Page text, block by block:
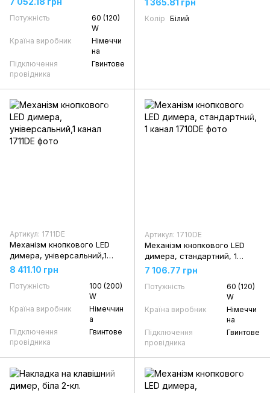
Потужність
60 (120)
W
Країна виробник
Німеччи
на
Підключення
провідника
Гвинтове
1 365.81 грн
Колір Білий
Артикул: 1711DE
Механізм кнопкового LED
димера, універсальний,1
канал
8 411.10 грн
Потужність
100 (200)
W
Країна виробник
Німеччин
а
Підключення
провідника
Гвинтове
Артикул: 1710DE
Механізм кнопкового LED
димера, стандартний, 1
канал
7 106.77 грн
Потужність
60 (120)
W
Країна виробник
Німеччи
на
Підключення
провідника
Гвинтове